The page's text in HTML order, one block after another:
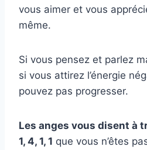
vous aimer et vous
même.
Si vous pensez et parlez
si vous attirez l’énergie
pouvez pas progresser.
Les anges vous disent à
1, 4, 1, 1 que vous n’êtes